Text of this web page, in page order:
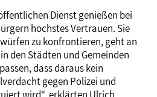
Dienst genießen bei
höchstes Vertrauen. Sie
zu konfrontieren, geht an
den Städten und Gemeinden
dass daraus kein
gegen Polizei und